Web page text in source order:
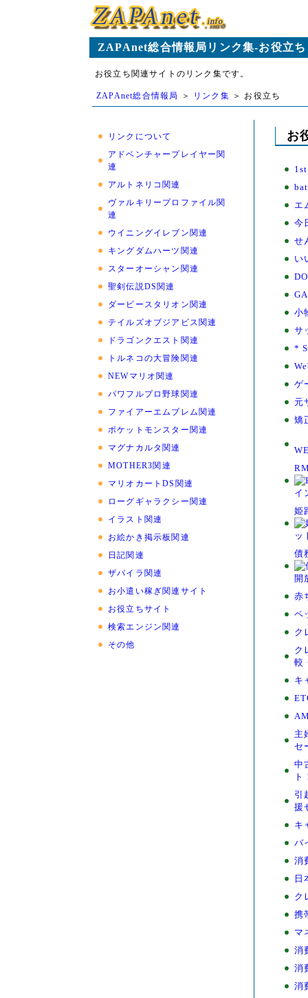
ZAPAnet総合情報局リンク集-お役立ち
お役立ち関連サイトのリンク集です。
ZAPAnet総合情報局 ＞ リンク集 ＞ お役立ち
リンクについて
アドベンチャープレイヤー関
連
アルトネリコ関連
ヴァルキリープロファイル関
連
ウイニングイレブン関連
キングダムハーツ関連
スターオーシャン関連
聖剣伝説DS関連
ダービースタリオン関連
テイルズオブジアビス関連
ドラゴンクエスト関連
トルネコの大冒険関連
NEWマリオ関連
パワフルプロ野球関連
ファイアーエムブレム関連
ポケットモンスター関連
マグナカルタ関連
MOTHER3関連
マリオカートDS関連
ローグギャラクシー関連
イラスト関連
お絵かき掲示板関連
日記関連
ザパイラ関連
お小遣い稼ぎ関連サイト
お役立ちサイト
検索エンジン関連
その他
お
エ
今
せ
い
小
サ
*
ゲ
元
矯
姫
債
赤
ペ
ク
ク
較
キ
主
セ
中
ト
引
援
キ
バ
消
日
ク
携
マ
消
消
消